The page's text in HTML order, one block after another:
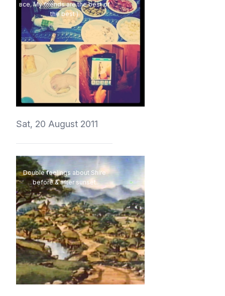
все. My friends are the best of
the best )
vedmich
Sat, 20 August 2011
Double feelings about Shire
before & after sunset
vedmich